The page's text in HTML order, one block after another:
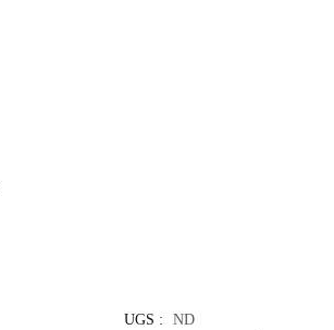
UGS :
ND